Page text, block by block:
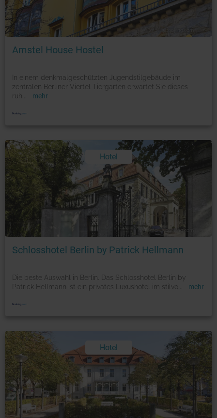
Foto: © booking.com
Amstel House Hostel
In einem denkmalgeschützten Jugendstilgebäude im
zentralen Berliner Viertel Tiergarten erwartet Sie dieses
ruh
mehr
Hotel
Foto: © booking.com
Schlosshotel Berlin by Patrick Hellmann
Die beste Auswahl in Berlin. Das Schlosshotel Berlin by
Patrick Hellmann ist ein privates Luxushotel im stilvo
mehr
Hotel